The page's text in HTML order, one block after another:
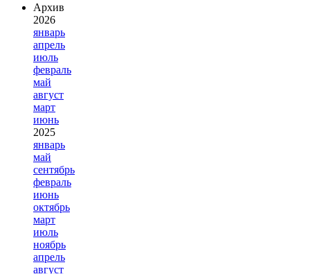
Архив
2026
январь
апрель
июль
февраль
май
август
март
июнь
2025
январь
май
сентябрь
февраль
июнь
октябрь
март
июль
ноябрь
апрель
август